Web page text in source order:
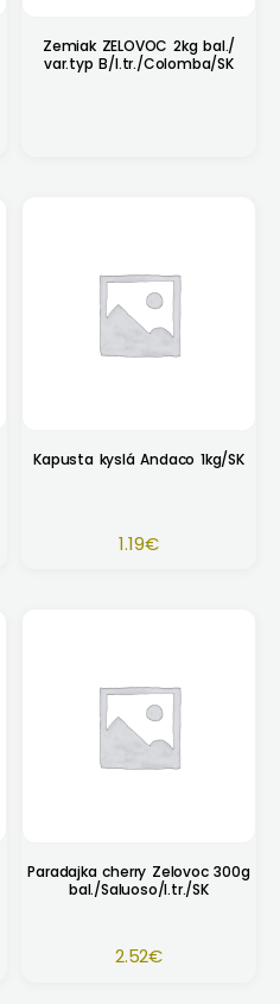
Zemiak ZELOVOC 2kg bal./
var.typ B/I.tr./Colomba/SK
Kapusta kyslá Andaco 1kg/SK
1.19€
Paradajka cherry Zelovoc 300g
bal./Saluoso/I.tr./SK
2.52€